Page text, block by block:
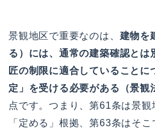
景観地区で重要なのは、 建物を
る）には、通常の建築確認とは
匠の制限に適合していることに
定」を受ける必要がある（景観
点です。つまり、第61条は景
「定める」根拠、第63条はそ